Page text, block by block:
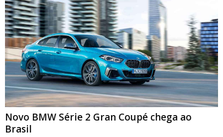
Novo BMW Série 2 Gran Coupé chega ao
Brasil